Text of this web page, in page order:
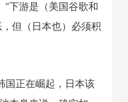
“下游是（美国谷歌和
但（日本也）必须积
国正在崛起，日本该